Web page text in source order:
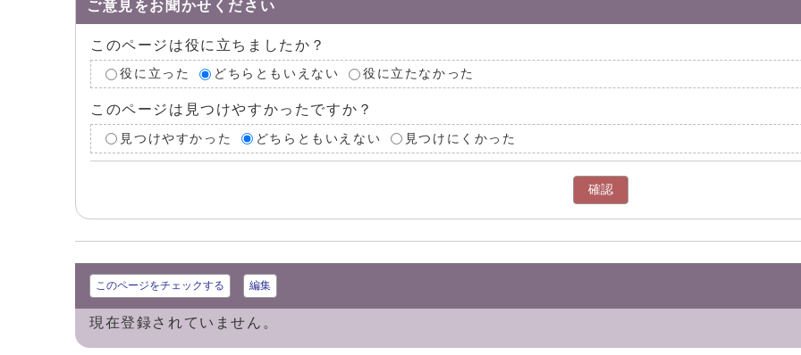
ご意見をお聞かせください
このページは役に立ちましたか？
役に立った どちらともいえない 役に立たなかった
このページは見つけやすかったですか？
見つけやすかった どちらともいえない 見つけにくかった
確認
このページをチェックする 編集
現在登録されていません。